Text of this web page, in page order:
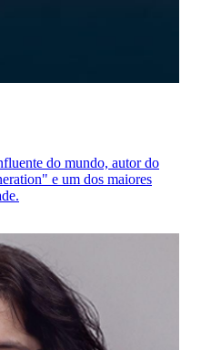
do mundo, autor do
e um dos maiores